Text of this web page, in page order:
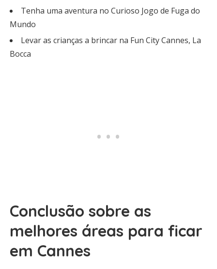
Tenha uma aventura no Curioso Jogo de Fuga do
Mundo
Levar as crianças a brincar na Fun City Cannes, La
Bocca
Conclusão sobre as
melhores áreas para ficar
em Cannes